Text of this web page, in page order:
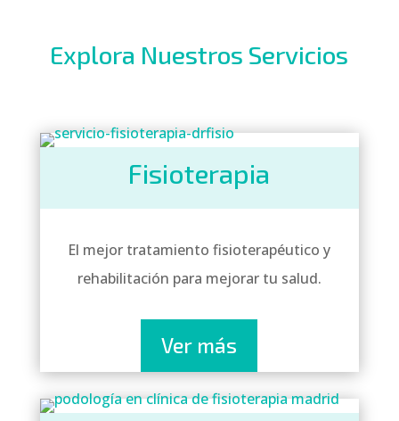
Explora Nuestros Servicios
Fisioterapia
El mejor tratamiento fisioterapéutico y
rehabilitación para mejorar tu salud.
Ver más